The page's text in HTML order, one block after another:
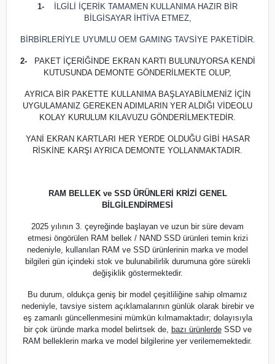
1-
İLGİLİ İÇERİK TAMAMEN KULLANIMA HAZIR BİR
BİLGİSAYAR İHTİVA ETMEZ,
BİRBİRLERİYLE UYUMLU OEM GAMING TAVSİYE PAKETİDİR.
2-
PAKET İÇERİĞİNDE EKRAN KARTI BULUNUYORSA KENDİ
KUTUSUNDA DEMONTE GÖNDERİLMEKTE OLUP,
AYRICA BİR PAKETTE KULLANIMA BAŞLAYABİLMENİZ İÇİN
UYGULAMANIZ GEREKEN ADIMLARIN YER ALDIĞI VİDEOLU
KOLAY KURULUM KILAVUZU GÖNDERİLMEKTEDİR.
YANİ EKRAN KARTLARI HER YERDE OLDUĞU GİBİ HASAR
RİSKİNE KARŞI AYRICA DEMONTE YOLLANMAKTADIR.
RAM BELLEK ve SSD ÜRÜNLERİ KRİZİ GENEL
BİLGİLENDİRMESİ
2025 yılının 3. çeyreğinde başlayan ve uzun bir süre devam
etmesi öngörülen RAM bellek / NAND SSD ürünleri temin krizi
nedeniyle, kullanılan RAM ve SSD ürünlerinin marka ve model
bilgileri gün içindeki stok ve bulunabilirlik durumuna göre sürekli
değişiklik göstermektedir.
Bu durum, oldukça geniş bir model çeşitliliğine sahip olmamız
nedeniyle, tavsiye sistem açıklamalarının günlük olarak birebir ve
eş zamanlı güncellenmesini mümkün kılmamaktadır; dolayısıyla
bir çok üründe marka model belirtsek de, bazı ürünlerdeSSD ve
RAM belleklerin marka ve model bilgilerine yer verilememektedir.